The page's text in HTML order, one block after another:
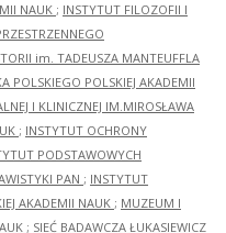
NAUK ; INSTYTUT FILOZOFII I
im. TADEUSZA MANTEUFFLA
POLSKIEGO POLSKIEJ AKADEMII
I KLINICZNEJ IM.MIROSŁAWA
; INSTYTUT OCHRONY
PODSTAWOWYCH
PAN ; INSTYTUT
AKADEMII NAUK ; MUZEUM I
; SIEĆ BADAWCZA ŁUKASIEWICZ